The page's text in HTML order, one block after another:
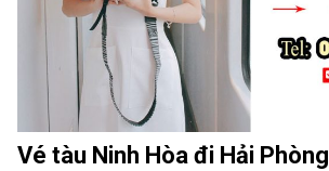
Vé tàu Ninh Hòa đi Hải Phòng